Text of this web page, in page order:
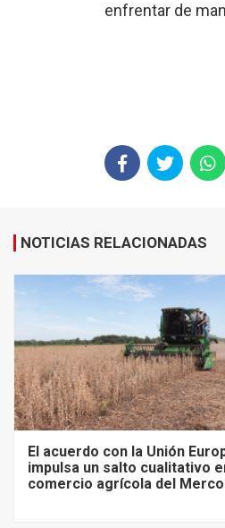
enfrentar de
NOTICIAS RELACIONADAS
El acuerdo con la Unión
impulsa un salto cualitativo
comercio agrícola del